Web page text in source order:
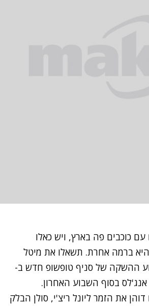
כוכבים פה בארץ, ויש כאלו
ברמה אחרת. תשאלו את מיטל
ההשקה של סניף טופשופ חדש ב-
את הזמר ליונל ריצ'י, סולן הבלק